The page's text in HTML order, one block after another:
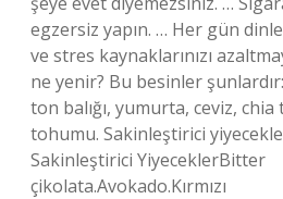
egzersiz yapın. … Her gün
ve stres kaynaklarınızı
ne yenir? Bu besinler
ton balığı, yumurta, ceviz,
tohumu. Sakinleştirici
Sakinleştirici YiyeceklerBitter
çikolata.Avokado.Kırmızı